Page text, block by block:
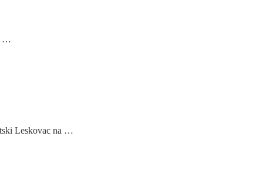
…
Leskovac na …